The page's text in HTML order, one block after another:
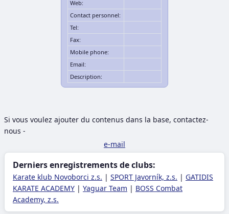
Web:
Contact personnel:
Tel:
Fax:
Mobile phone:
Email:
Description:
Si vous voulez ajouter du contenus dans la base, contactez-
nous -
e-mail
Derniers enregistrements de clubs:
Karate klub Novoborci z.s. | SPORT Javorník, z.s. | GATIDIS
KARATE ACADEMY | Yaguar Team | BOSS Combat
Academy, z.s.